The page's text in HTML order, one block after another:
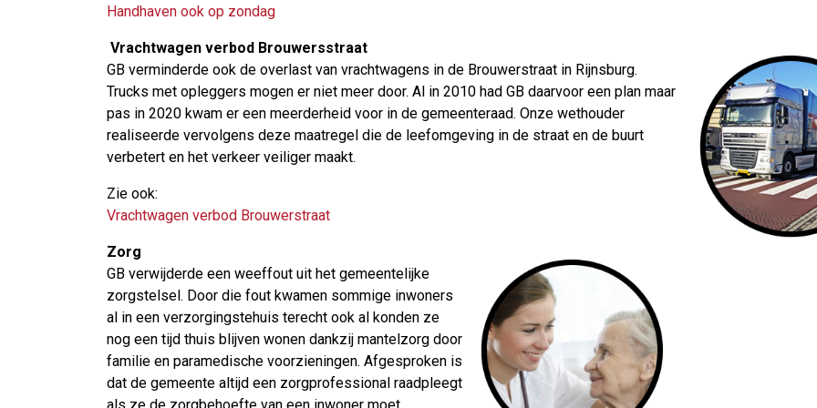
Handhaven ook op zondag
Vrachtwagen verbod Brouwersstraat
GB verminderde ook de overlast van vrachtwagens in de Brouwerstraat in Rijnsburg.
Trucks met opleggers mogen er niet meer door. Al in 2010 had GB daarvoor een plan maar
pas in 2020 kwam er een meerderheid voor in de gemeenteraad. Onze wethouder
realiseerde vervolgens deze maatregel die de leefomgeving in de straat en de buurt
verbetert en het verkeer veiliger maakt.
Zie ook:
Vrachtwagen verbod Brouwerstraat
Zorg
GB verwijderde een weeffout uit het gemeentelijke
zorgstelsel. Door die fout kwamen sommige inwoners
al in een verzorgingstehuis terecht ook al konden ze
nog een tijd thuis blijven wonen dankzij mantelzorg door
familie en paramedische voorzieningen. Afgesproken is
dat de gemeente altijd een zorgprofessional raadpleegt